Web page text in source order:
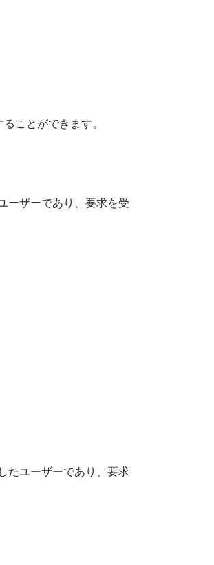
ことができます。
ーザーであり、要求を受
たユーザーであり、要求